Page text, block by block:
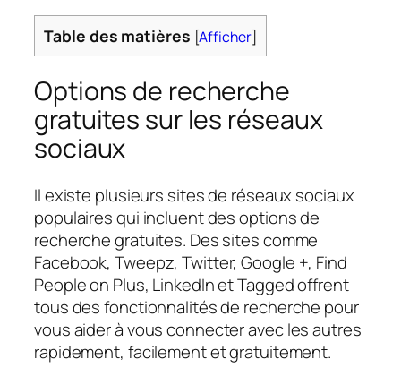
Table des matières [Afficher]
Options de recherche
gratuites sur les réseaux
sociaux
Il existe plusieurs sites de réseaux sociaux
populaires qui incluent des options de
recherche gratuites. Des sites comme
Facebook, Tweepz, Twitter, Google +, Find
People on Plus, LinkedIn et Tagged offrent
tous des fonctionnalités de recherche pour
vous aider à vous connecter avec les autres
rapidement, facilement et gratuitement.